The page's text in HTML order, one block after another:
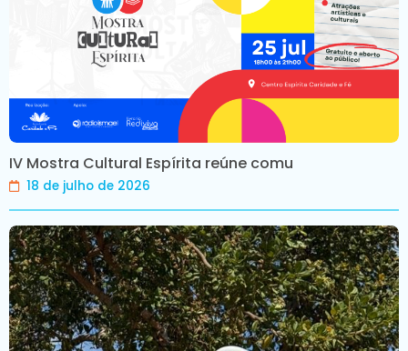
IV Mostra Cultural Espírita reúne comu
18 de julho de 2026